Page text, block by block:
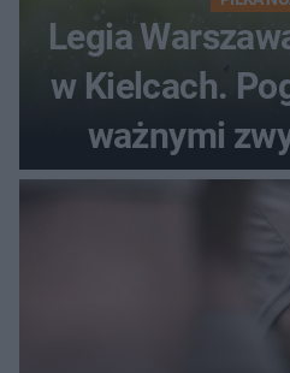
Legia
w Kielcach.
ważnymi